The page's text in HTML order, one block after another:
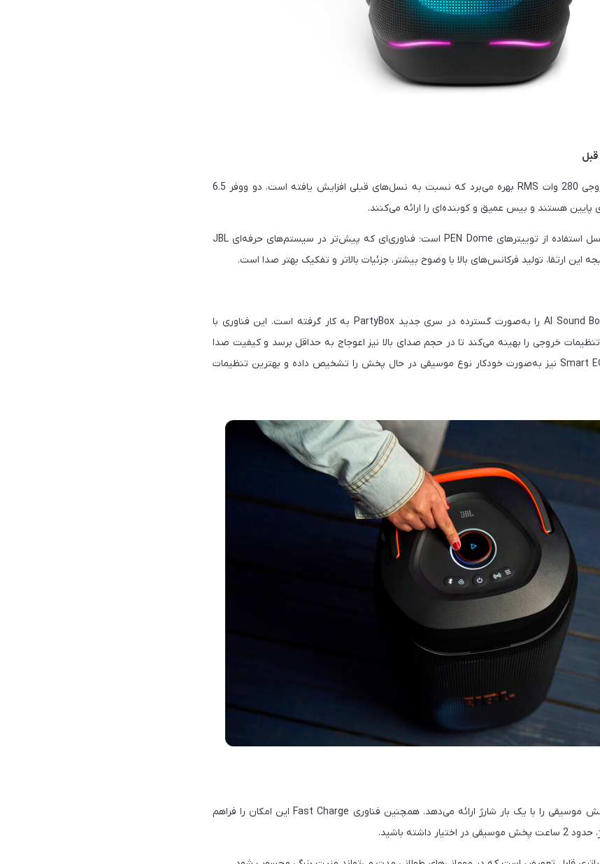
JBL PartyBox 330 از توان خروجی 280 وات RMS بهره می‌برد که نسبت به نسل‌های قبلی افزایش یافته است. دو ووفر 6.5
هستند و بیس عمیق و کوبنده‌ای را ارائه می‌کنند.
یکی از مهم‌ترین تغییرات این نسل استفاده از توییترهای PEN Dome است؛ فناوری‌ای که پیش‌تر در سیستم‌های حرفه‌ای JBL
این ارتقا، تولید فرکانس‌های بالا با وضوح بیشتر، جزئیات بالاتر و تفکیک بهتر صدا است.
JBL برای اولین بار فناوری AI Sound Boost را به‌صورت گسترده در سری جدید PartyBox به کار گرفته است. این فناوری با
خروجی را بهینه می‌کند تا در حجم صدای بالا نیز اعوجاج به حداقل برسد و کیفیت صدا
حفظ شود. در کنار آن قابلیت Smart EQ نیز به‌صورت خودکار نوع موسیقی در حال پخش را تشخیص داده و بهترین تنظیمات
PartyBox 330 تا 18 ساعت پخش موسیقی را با یک بار شارژ ارائه می‌دهد. همچنین فناوری Fast Charge این امکان را فراهم